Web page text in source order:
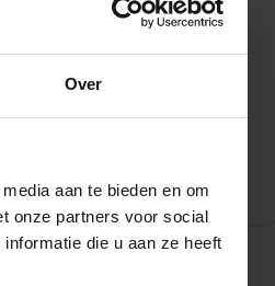
Over
aan te bieden en om
onze partners voor social
die u aan ze heeft